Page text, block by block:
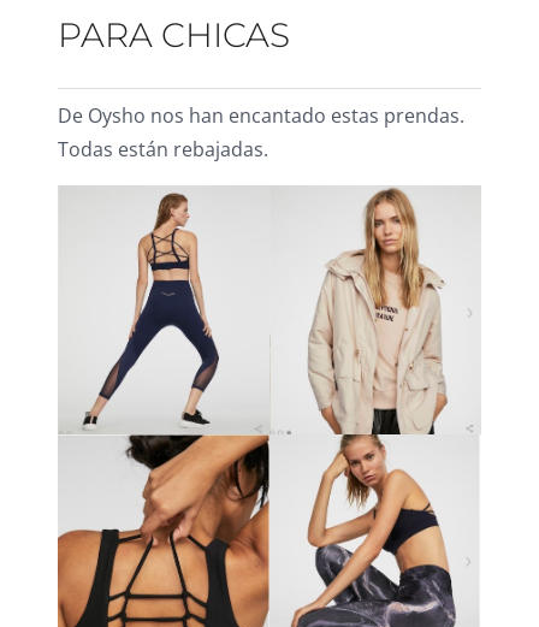
PARA CHICAS
De Oysho nos han encantado estas prendas.
Todas están rebajadas.